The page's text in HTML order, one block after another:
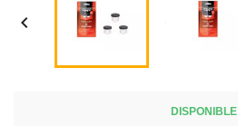

DISPONIBLE